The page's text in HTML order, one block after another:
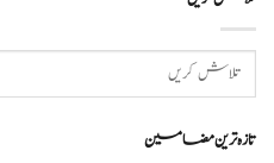
تازہ ترین مضامین